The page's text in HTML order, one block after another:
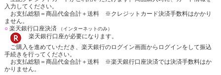
入力してください。
お支払総額＝商品代金合計＋送料 ※クレジットカード決済手数料はかかり
ません。
○楽天銀行口座決済 （インターネットのみ）
楽天銀行口座が必要になります。
ご購入を進めていただき、楽天銀行のログイン画面からログインをして振込
手続きを行ってください。
お支払総額＝商品代金合計＋送料 ※楽天銀行口座決済では決済手数料はか
かりません。